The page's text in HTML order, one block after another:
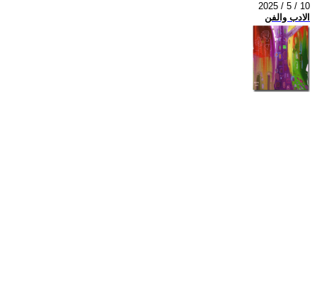
2025 / 5 / 10
الادب والفن